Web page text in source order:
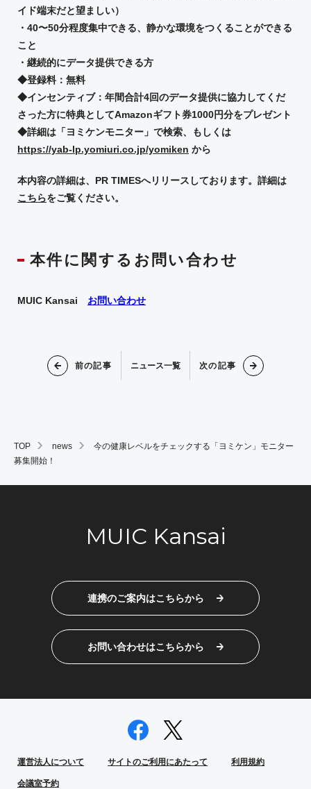
TOP news
今の健康レベルをチェックする「ヨミケン」モニター
募集開始！
イド端末だと望ましい）
・40〜50分程度集中できる、静かな環境をつくることができる
こと
・継続的にデータ提供できる方
◆登録料：無料
◆インセンティブ：年間合計4回のデータ提供に協力してくだ
さった方に特典としてAmazonギフト券1000円分をプレゼント
◆詳細は「ヨミケンモニター」で検索、もしくは
https://yab-lp.yomiuri.co.jp/yomiken から
本内容の詳細は、PR TIMESへリリースしております。詳細は
こちらをご覧ください。
本件に関するお問い合わせ
MUIC Kansai お問い合わせ
前の記事 ニュース一覧 次の記事
MUIC Kansai
連携のご案内はこちらから
お問い合わせはこちらから
運営法人について サイトのご利用にあたって 利用規約
会議室予約